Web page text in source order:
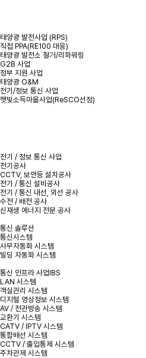
태양광 발전사업 (RPS)
직접 PPA(RE100 대응)
태양광 발전소 철거/리파워링
G2B 사업
정부 지원 사업
태양광 O&M
전기/정보 통신 사업
햇빛소득마을사업(ReSCO선정)
전기 / 정보 통신 사업
전기공사
CCTV, 보안등 설치공사
전기 / 통신 설비공사
전기 / 통신 내선, 외선 공사
수전 / 배전 공사
신재생 에너지 전문 공사
통신 솔루션
통신시스템
사무자동화 시스템
빌딩 자동화 시스템
통신 인프라 사업IBS
LAN 시스템
객실관리 시스템
디지털 영상정보 시스템
AV / 전관방송 시스템
교환기 시스템
CATV / IPTV 시스템
통합배선 시스템
CCTV / 출입통제 시스템
주차관제 시스템